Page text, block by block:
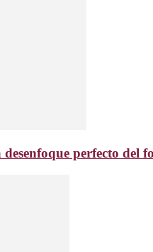
perfecto del